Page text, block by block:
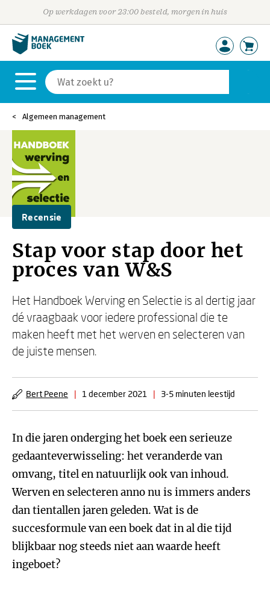
Op werkdagen voor 23:00 besteld, morgen in huis
Algemeen management
Recensie
Stap voor stap door het
proces van W&S
Het Handboek Werving en Selectie is al dertig jaar
dé vraagbaak voor iedere professional die te
maken heeft met het werven en selecteren van
de juiste mensen.
Bert Peene | 1 december 2021 | 3-5 minuten leestijd
In die jaren onderging het boek een serieuze
gedaanteverwisseling: het veranderde van
omvang, titel en natuurlijk ook van inhoud.
Werven en selecteren anno nu is immers anders
dan tientallen jaren geleden. Wat is de
succesformule van een boek dat in al die tijd
blijkbaar nog steeds niet aan waarde heeft
ingeboet?